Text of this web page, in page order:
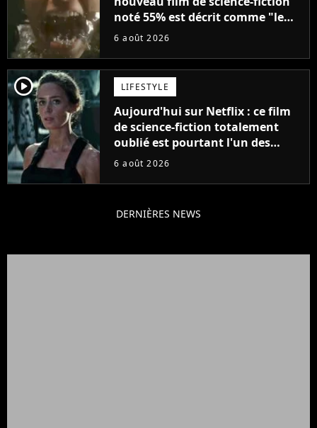
noté 55% est décrit comme "le
plus stupide de l'année"
6 août 2026
player2 LIFESTYLE
Aujourd'hui sur Netflix : ce film
de science-fiction totalement
oublié est pourtant l'un des
meilleurs des années 2010
6 août 2026
DERNIÈRES NEWS